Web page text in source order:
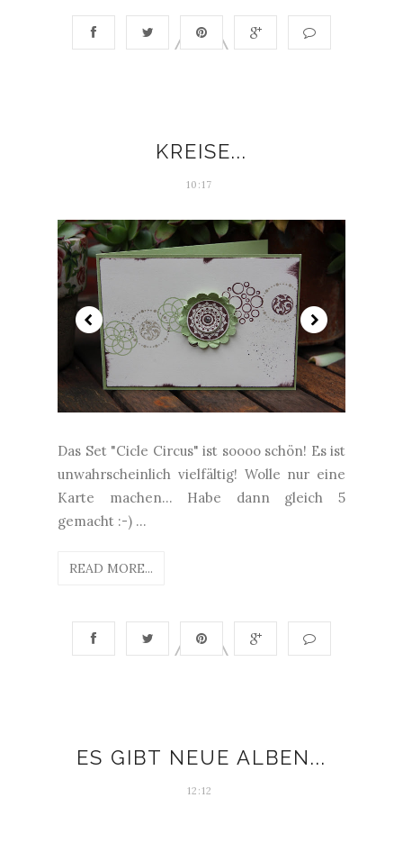
KREISE...
10:17
Das Set "Cicle Circus" ist soooo schön! Es ist
unwahrscheinlich vielfältig! Wolle nur eine
Karte machen... Habe dann gleich 5
gemacht :-) ...
READ MORE...
ES GIBT NEUE ALBEN...
12:12